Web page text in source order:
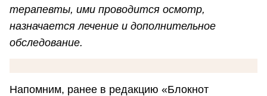
терапевты, ими проводится осмотр,
назначается лечение и дополнительное
обследование.
Напомним, ранее в редакцию «Блокнот